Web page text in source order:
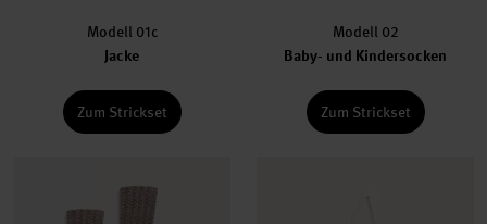
Modell 01c
Jacke
Zum Strickset
Modell 02
Baby- und Kindersocken
Zum Strickset